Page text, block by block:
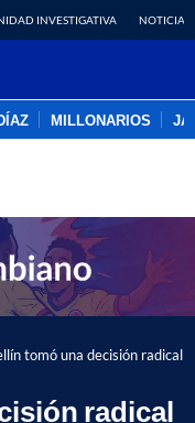
INVESTIGATIVA NOTICIAS
MILLONARIOS
tomó una decisión radical
radical